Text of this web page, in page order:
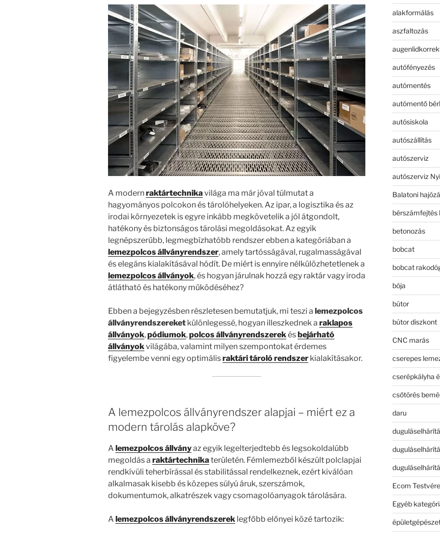
A modernraktártechnikavilága ma már jóval túlmutat a
hagyományos polcokon és tárolóhelyeken. Az ipar, a logisztika és az
irodai környezetek is egyre inkább megkövetelik a jól átgondolt,
hatékony és biztonságos tárolási megoldásokat. Az egyik
legnépszerűbb, legmegbízhatóbb rendszer ebben a kategóriában a
lemezpolcos állványrendszer, amely tartósságával, rugalmasságával
és elegáns kialakításával hódít. De miért is ennyire nélkülözhetetlenek a
lemezpolcos állványok, és hogyan járulnak hozzá egy raktár vagy iroda
átlátható és hatékony működéséhez?
Ebben a bejegyzésben részletesen bemutatjuk, mi teszi a lemezpolcos
állványrendszereket különlegessé, hogyan illeszkednek a raklapos
állványok,pódiumok,polcos állványrendszerekés bejárható
állványokvilágába, valamint milyen szempontokat érdemes
figyelembe venni egy optimálisraktári tároló rendszer kialakításakor.
A lemezpolcos állványrendszer alapjai – miért ez a
modern tárolás alapköve?
A lemezpolcos állványaz egyik legelterjedtebb és legsokoldalúbb
megoldás a raktártechnikaterületén. Fémlemezből készült polclapjai
rendkívüli teherbírással és stabilitással rendelkeznek, ezért kiválóan
alkalmasak kisebb és közepes súlyú áruk, szerszámok,
dokumentumok, alkatrészek vagy csomagolóanyagok tárolására.
A lemezpolcos állványrendszerek legfőbb előnyei közé tartozik:
alakformálás
aszfaltozás
autófényezés
autómentés
autómentő
autósiskola
autószállítás
autószerviz
autószerviz
Balatoni
bérszámfejtés
betonozás
bobcat
bobcat
bója
bútor
bútor diszkont
CNC marás
cserepes
cserépkályha
csőtörés
daru
Ecom
Egyéb